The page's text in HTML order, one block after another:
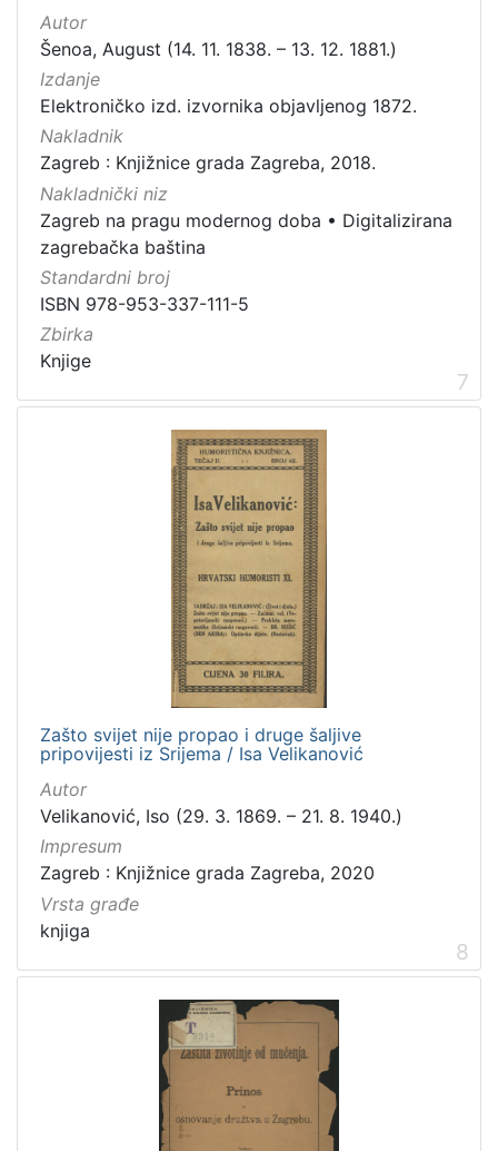
Autor
Šenoa, August (14. 11. 1838. – 13. 12. 1881.)
Izdanje
Elektroničko izd. izvornika objavljenog 1872.
Nakladnik
Zagreb : Knjižnice grada Zagreba, 2018.
Nakladnički niz
Zagreb na pragu modernog doba • Digitalizirana
zagrebačka baština
Standardni broj
ISBN 978-953-337-111-5
Zbirka
Knjige
7
Zašto svijet nije propao i druge šaljive
pripovijesti iz Srijema / Isa Velikanović
Autor
Velikanović, Iso (29. 3. 1869. – 21. 8. 1940.)
Impresum
Zagreb : Knjižnice grada Zagreba, 2020
Vrsta građe
knjiga
8